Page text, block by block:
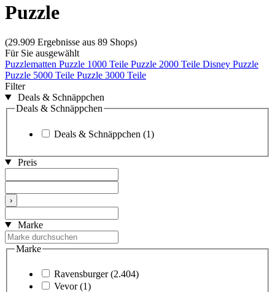
Puzzle
(29.909 Ergebnisse aus 89 Shops)
Für Sie ausgewählt
Puzzlematten Puzzle 1000 Teile Puzzle 2000 Teile Disney Puzzle
Puzzle 5000 Teile Puzzle 3000 Teile
Filter
Deals & Schnäppchen
Deals & Schnäppchen
Deals & Schnäppchen (1)
Preis
›
Marke
Marke
Ravensburger (2.404)
Vevor (1)